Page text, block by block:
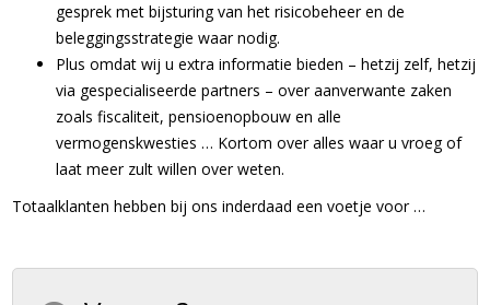
gesprek met bijsturing van het risicobeheer en de
beleggingsstrategie waar nodig.
Plus omdat wij u extra informatie bieden – hetzij zelf, hetzij
via gespecialiseerde partners – over aanverwante zaken
zoals fiscaliteit, pensioenopbouw en alle
vermogenskwesties … Kortom over alles waar u vroeg of
laat meer zult willen over weten.
Totaalklanten hebben bij ons inderdaad een voetje voor …